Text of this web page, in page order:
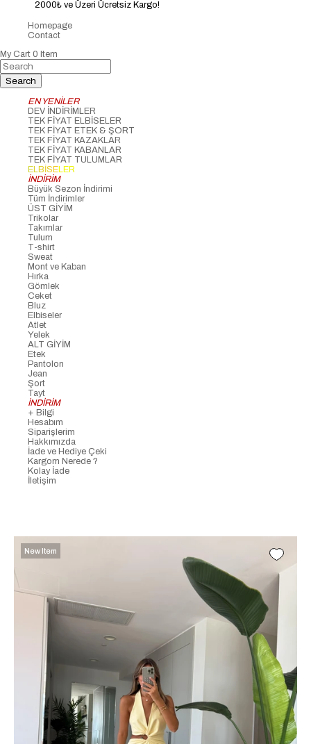
2000₺ ve Üzeri Ücretsiz Kargo!
Homepage
Contact
My Cart 0 Item
EN YENİLER
DEV İNDİRİMLER
TEK FİYAT ELBİSELER
TEK FİYAT ETEK & ŞORT
TEK FİYAT KAZAKLAR
TEK FİYAT KABANLAR
TEK FİYAT TULUMLAR
ELBİSELER
İNDİRİM
Büyük Sezon İndirimi
Tüm İndirimler
ÜST GİYİM
Trikolar
Takımlar
Tulum
T-shirt
Sweat
Mont ve Kaban
Hırka
Gömlek
Ceket
Bluz
Elbiseler
Atlet
Yelek
ALT GİYİM
Etek
Pantolon
Jean
Şort
Tayt
İNDİRİM
+ Bilgi
Hesabım
Siparişlerim
Hakkımızda
İade ve Hediye Çeki
Kargom Nerede ?
Kolay İade
İletişim
New Item